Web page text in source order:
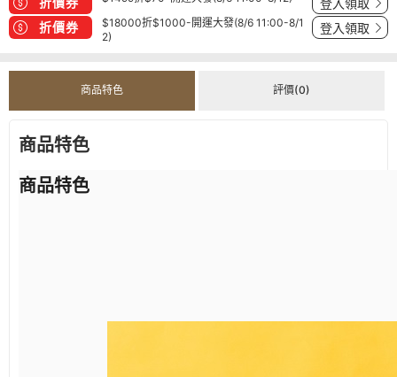
登入領取
折價券
$18000折$1000-開運大發(8/6 11:00-8/1
2)
登入領取
商品特色 評價(0)
商品特色
商品特色